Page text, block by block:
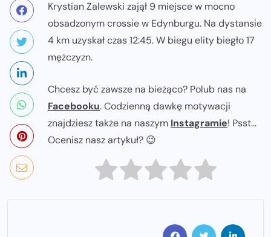
Krystian Zalewski zajął 9 miejsce w mocno
obsadzonym crossie w Edynburgu. Na dystansie
4 km uzyskał czas 12:45. W biegu elity biegło 17
mężczyzn.
Chcesz być zawsze na bieżąco? Polub nas na
Facebooku. Codzienną dawkę motywacji
znajdziesz także na naszym Instagramie! Psst...
Ocenisz nasz artykuł? 😉